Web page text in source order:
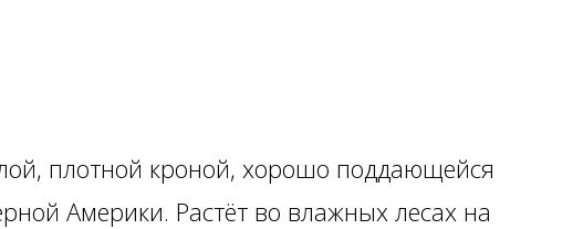
плотной кроной, хорошо поддающейся
Америки. Растёт во влажных лесах на